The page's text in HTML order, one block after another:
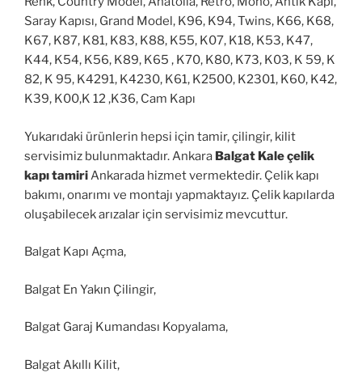
Saray Kapısı, Grand Model, K96, K94, Twins, K66, K68,
K67, K87, K81, K83, K88, K55, K07, K18, K53, K47,
K44, K54, K56, K89, K65 , K70, K80, K73, K03, K 59, K
82, K 95, K4291, K4230, K61, K2500, K2301, K60, K42,
K39, K00,K 12 ,K36, Cam Kapı
Yukarıdaki ürünlerin hepsi için tamir, çilingir, kilit
servisimiz bulunmaktadır. Ankara Balgat Kale çelik
kapı tamiri Ankarada hizmet vermektedir. Çelik kapı
bakımı, onarımı ve montajı yapmaktayız. Çelik kapılarda
oluşabilecek arızalar için servisimiz mevcuttur.
Balgat Kapı Açma,
Balgat En Yakın Çilingir,
Balgat Garaj Kumandası Kopyalama,
Balgat Akıllı Kilit,